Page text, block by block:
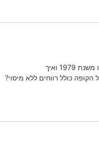
ואיך